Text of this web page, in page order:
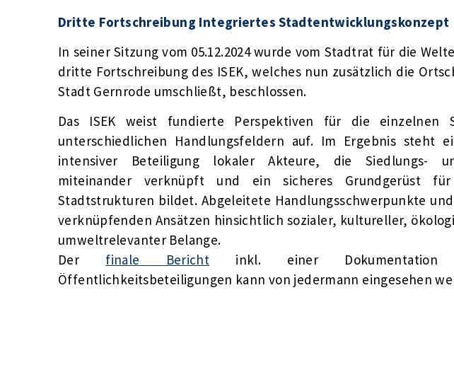
Dritte Fortschreibung Integriertes Stadtentwicklungskonzept
In seiner Sitzung vom 05.12.2024 wurde vom Stadtrat für die
dritte Fortschreibung des ISEK, welches nun zusätzlich die
Stadt Gernrode umschließt, beschlossen.
Das ISEK weist fundierte Perspektiven für die einzelnen
unterschiedlichen Handlungsfeldern auf. Im Ergebnis steht
intensiver Beteiligung lokaler Akteure, die Siedlungs-
miteinander verknüpft und ein sicheres Grundgerüst
Stadtstrukturen bildet. Abgeleitete Handlungsschwerpunkte
verknüpfenden Ansätzen hinsichtlich sozialer, kultureller,
umweltrelevanter Belange.
Der finale Bericht inkl. einer Dokumentation
Öffentlichkeitsbeteiligungen kann von jedermann eingesehen